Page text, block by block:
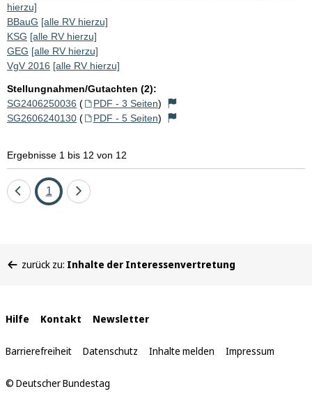
hierzu]
BBauG [alle RV hierzu]
KSG [alle RV hierzu]
GEG [alle RV hierzu]
VgV 2016 [alle RV hierzu]
Stellungnahmen/Gutachten (2):
SG2406250036 ( PDF - 3 Seiten)
SG2606240130 ( PDF - 5 Seiten)
Ergebnisse 1 bis 12 von 12
EineSeite
1
Eine
befinden
zurück zu: Inhalte der Interessenvertretung
Interne
Links
Hilfe Kontakt Newsletter
Barrierefreiheit Datenschutz Inhalte melden Impressum
© Deutscher Bundestag